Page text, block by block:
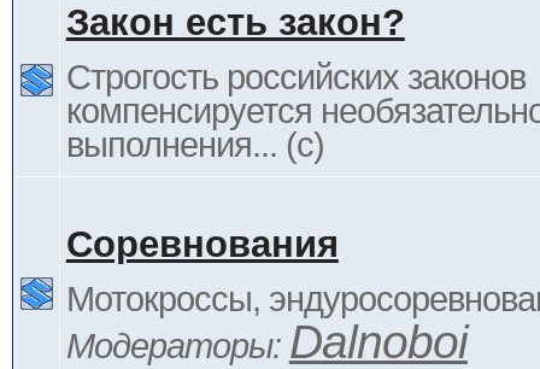
Закон есть закон?
Строгость российских законов
компенсируется
выполнения... (c)
Соревнования
Мотокроссы,
Модераторы: Dalnoboi